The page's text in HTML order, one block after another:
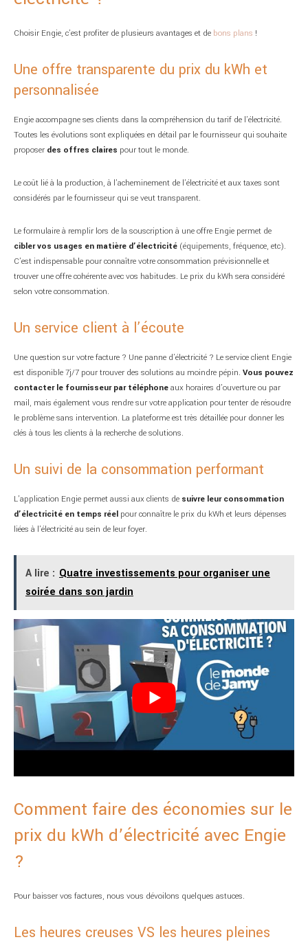
Choisir Engie, c’est profiter de plusieurs avantages et de bons plans !
Une offre transparente du prix du kWh et
personnalisée
Engie accompagne ses clients dans la compréhension du tarif de l’électricité.
Toutes les évolutions sont expliquées en détail par le fournisseur qui souhaite
proposer des offres claires pour tout le monde.
Le coût lié à la production, à l’acheminement de l’électricité et aux taxes sont
considérés par le fournisseur qui se veut transparent.
Le formulaire à remplir lors de la souscription à une offre Engie permet de
cibler vos usages en matière d’électricité (équipements, fréquence, etc).
C’est indispensable pour connaître votre consommation prévisionnelle et
trouver une offre cohérente avec vos habitudes. Le prix du kWh sera considéré
selon votre consommation.
Un service client à l’écoute
Une question sur votre facture ? Une panne d’électricité ? Le service client Engie
est disponible 7j/7 pour trouver des solutions au moindre pépin. Vous pouvez
contacter le fournisseur par téléphoneaux horaires d’ouverture ou par
mail, mais également vous rendre sur votre application pour tenter de résoudre
le problème sans intervention. La plateforme est très détaillée pour donner les
clés à tous les clients à la recherche de solutions.
Un suivi de la consommation performant
L’application Engie permet aussi aux clients de suivre leur consommation
d’électricité en temps réel pour connaître le prix du kWh et leurs dépenses
liées à l’électricité au sein de leur foyer.
A lire : Quatre investissements pour organiser une
soirée dans son jardin
Comment faire des économies sur le
prix du kWh d’électricité avec Engie
?
Pour baisser vos factures, nous vous dévoilons quelques astuces.
Les heures creuses VS les heures pleines